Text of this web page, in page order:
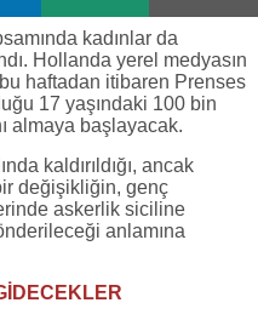
kadınlar da
Hollanda yerel medyasın
haftadan itibaren Prenses
17 yaşındaki 100 bin
almaya başlayacak.
kaldırıldığı, ancak
değişikliğin, genç
askerlik siciline
anlamına